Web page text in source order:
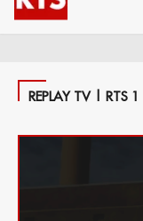
REPLAY TV | RTS 1